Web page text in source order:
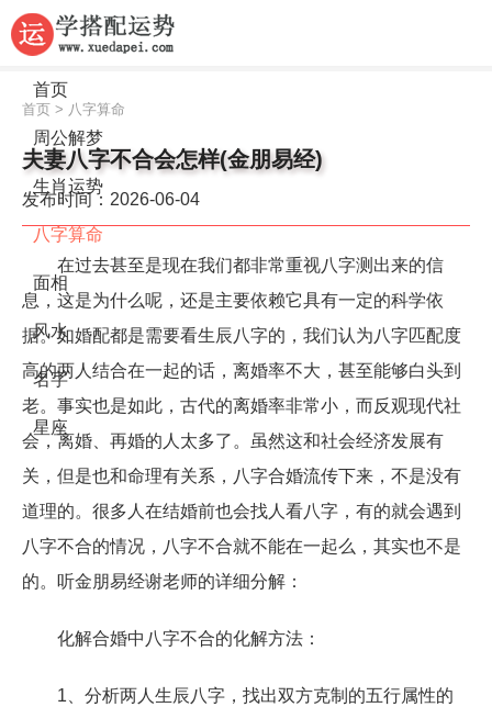
首页
周公解梦
生肖运势
八字算命
面相
风水
名字
星座
首页 > 八字算命
夫妻八字不合会怎样(金朋易经)
发布时间：2026-06-04
在过去甚至是现在我们都非常重视八字测出来的信
息，这是为什么呢，还是主要依赖它具有一定的科学依
据。如婚配都是需要看生辰八字的，我们认为八字匹配度
高的两人结合在一起的话，离婚率不大，甚至能够白头到
老。事实也是如此，古代的离婚率非常小，而反观现代社
会，离婚、再婚的人太多了。虽然这和社会经济发展有
关，但是也和命理有关系，八字合婚流传下来，不是没有
道理的。很多人在结婚前也会找人看八字，有的就会遇到
八字不合的情况，八字不合就不能在一起么，其实也不是
的。听金朋易经谢老师的详细分解：
化解合婚中八字不合的化解方法：
1、分析两人生辰八字，找出双方克制的五行属性的